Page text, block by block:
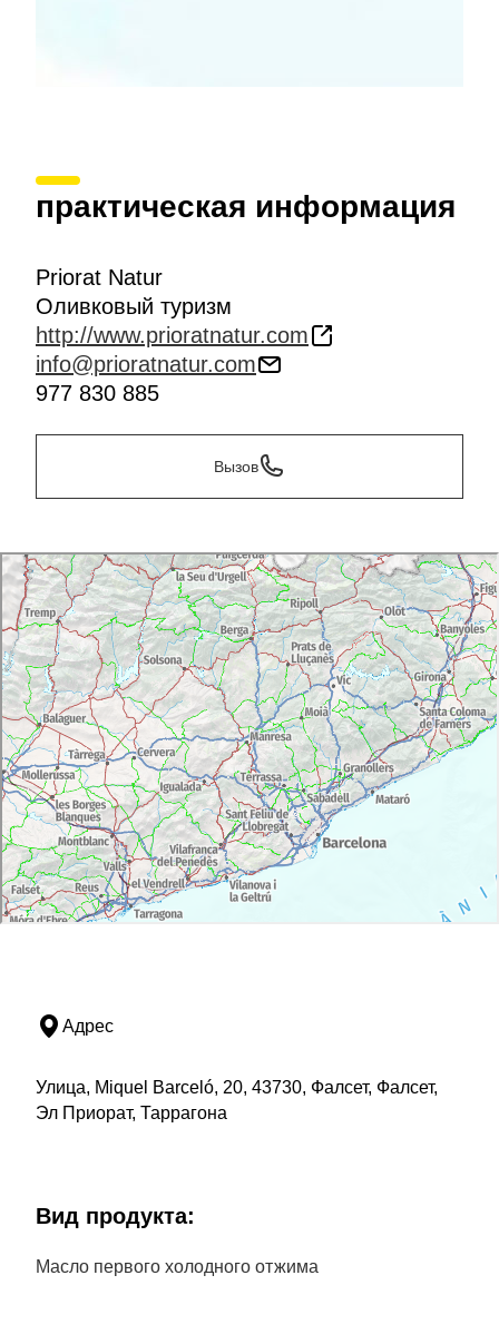
практическая информация
Priorat Natur
Оливковый туризм
http://www.prioratnatur.com
info@prioratnatur.com
977 830 885
Вызов
Адрес
Улица, Miquel Barceló, 20, 43730, Фалсет, Фалсет,
Эл Приорат, Таррагона
Bид продукта:
Масло первого холодного отжима